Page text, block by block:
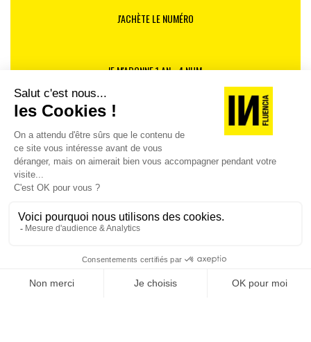
J'ACHÈTE LE NUMÉRO
JE M'ABONNE 1 AN - 4 NUM.
JE DÉCOUVRE LES NUMÉROS PRÉCÉDENTS
Je suis déjà abonné(e) :je consulte la revue en